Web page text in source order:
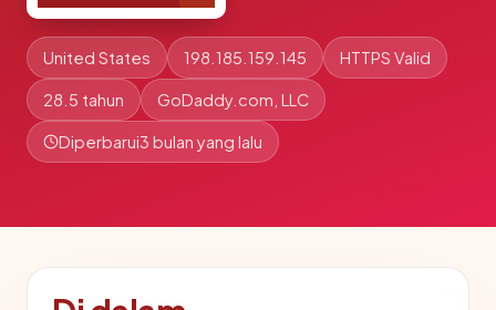
United States 198.185.159.145 HTTPS Valid
28.5 tahun GoDaddy.com, LLC
Diperbarui3 bulan yang lalu